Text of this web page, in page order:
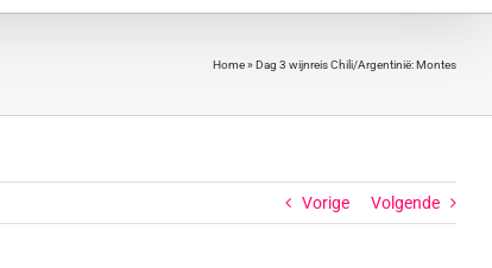
Home» Dag 3 wijnreis Chili/Argentinië: Montes
Vorige Volgende